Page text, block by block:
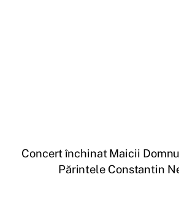
Concert închinat Maicii
Părintele Constantin